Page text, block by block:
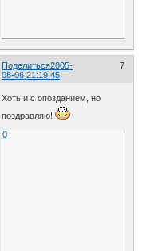
Поделиться 7
2005-
08-06 21:19:45
Хоть и с опозданием, но
поздравляю!
0